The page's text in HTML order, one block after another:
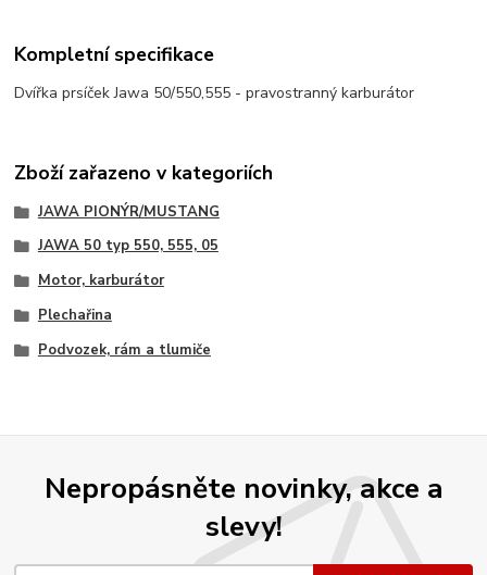
Kompletní specifikace
Dvířka prsíček Jawa 50/550,555 - pravostranný karburátor
Zboží zařazeno v kategoriích
JAWA PIONÝR/MUSTANG
JAWA 50 typ 550, 555, 05
Motor, karburátor
Plechařina
Podvozek, rám a tlumiče
Nepropásněte novinky, akce a
slevy!